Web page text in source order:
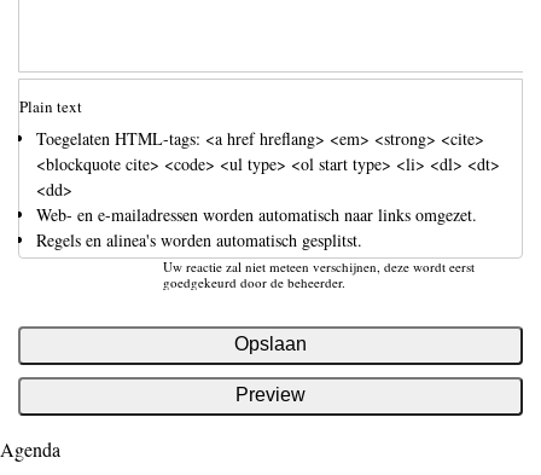
Plain text
Toegelaten HTML-tags: <a href hreflang> <em> <strong> <cite>
<blockquote cite> <code> <ul type> <ol start type> <li> <dl> <dt>
<dd>
Web- en e-mailadressen worden automatisch naar links omgezet.
Regels en alinea's worden automatisch gesplitst.
Uw reactie zal niet meteen verschijnen, deze wordt eerst
goedgekeurd door de beheerder.
Agenda